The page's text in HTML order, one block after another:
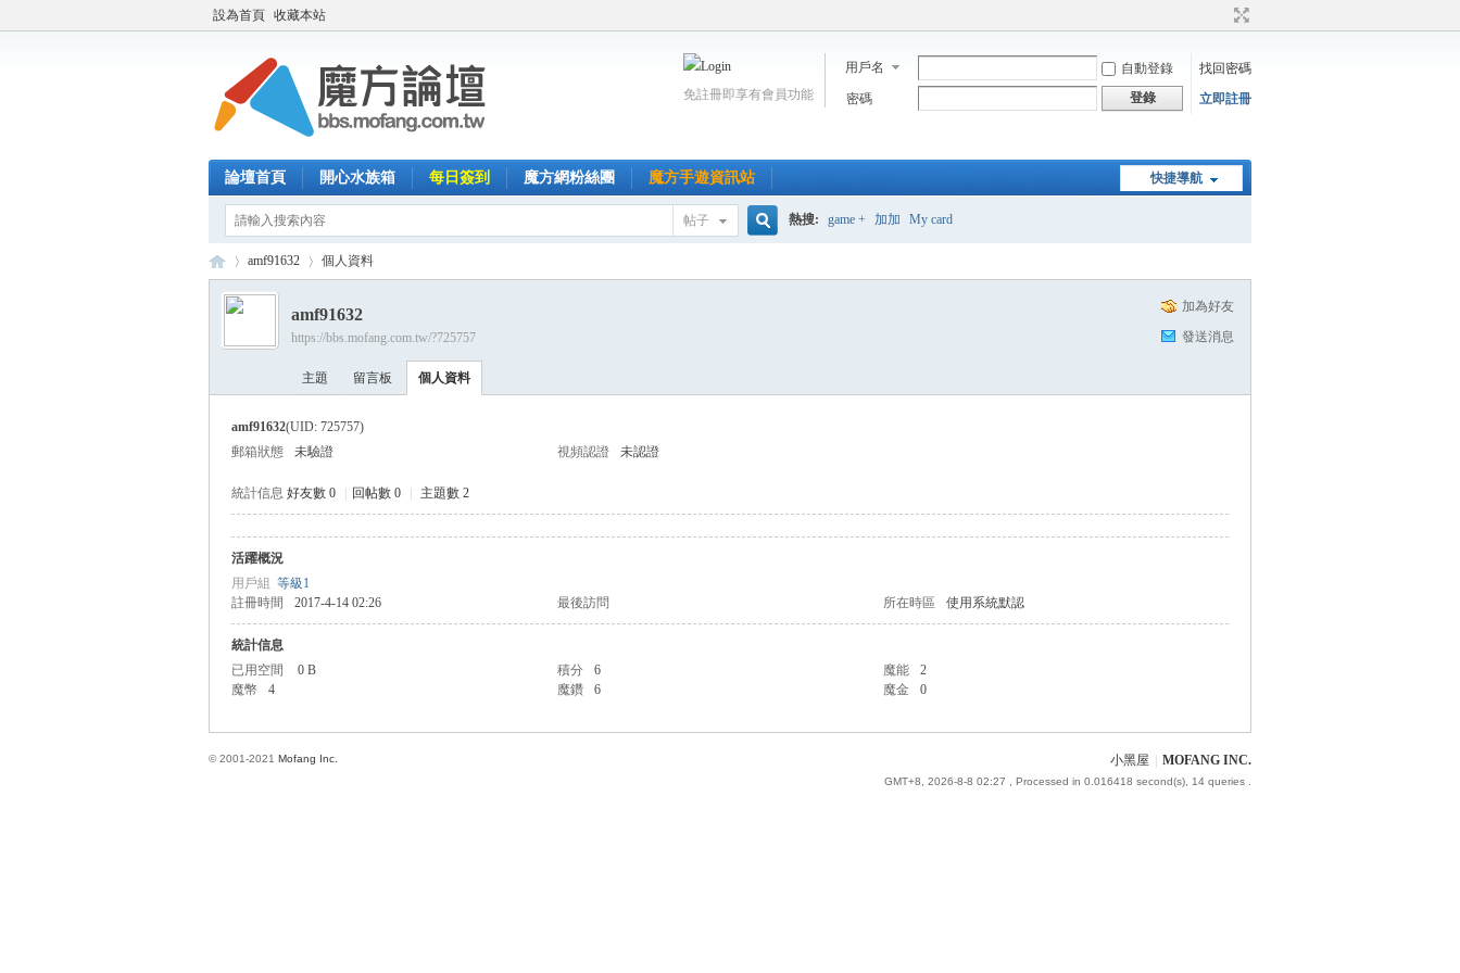
設為首頁 收藏本站
用戶名 自動登錄
找回密碼
密碼
登錄 立即註冊
免註冊即享有會員功能
快捷導航
論壇首頁 開心水族箱 每日簽到 魔方網粉絲團 魔方手遊資訊站
帖子 熱搜: game + 加加 My card
›
amf91632 個人資料
加為好友
發送消息
amf91632
https://bbs.mofang.com.tw/?725757
主題 留言板 個人資料
amf91632(UID: 725757)
郵箱狀態
未驗證 視頻認證 未認證
統計信息 好友數 0 回帖數 0 主題數 2
活躍概況
用戶組 等級1
註冊時間
2017-4-14 02:26 最後訪問 所在時區 使用系統默認
統計信息
已用空間
0 B 積分 6 魔能
2
魔幣
4 魔鑽 6 魔金 0
小黑屋 MOFANG INC.
GMT+8, 2026-8-8 02:27 , Processed in 0.016418 second(s), 14 queries .
© 2001-2021 Mofang Inc.